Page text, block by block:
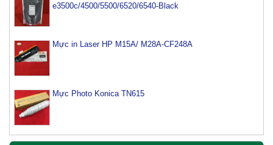
e3500c/4500/5500/6520/6540-Black
Mực in Laser HP M15A/ M28A-CF248A
Mực Photo Konica TN615
3554SP
Tham Khảo
Mực đổ photo ricoh MP 3054/3554/4054/5054/6054